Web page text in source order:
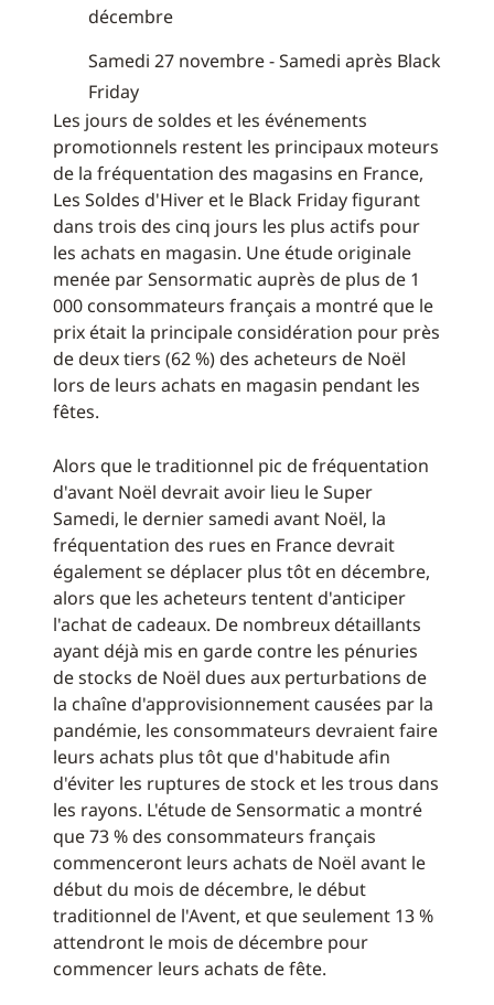
décembre
Samedi 27 novembre - Samedi après Black
Friday
Les jours de soldes et les événements
promotionnels restent les principaux moteurs
de la fréquentation des magasins en France,
Les Soldes d'Hiver et le Black Friday figurant
dans trois des cinq jours les plus actifs pour
les achats en magasin. Une étude originale
menée par Sensormatic auprès de plus de 1
000 consommateurs français a montré que le
prix était la principale considération pour près
de deux tiers (62 %) des acheteurs de Noël
lors de leurs achats en magasin pendant les
fêtes.
Alors que le traditionnel pic de fréquentation
d'avant Noël devrait avoir lieu le Super
Samedi, le dernier samedi avant Noël, la
fréquentation des rues en France devrait
également se déplacer plus tôt en décembre,
alors que les acheteurs tentent d'anticiper
l'achat de cadeaux. De nombreux détaillants
ayant déjà mis en garde contre les pénuries
de stocks de Noël dues aux perturbations de
la chaîne d'approvisionnement causées par la
pandémie, les consommateurs devraient faire
leurs achats plus tôt que d'habitude afin
d'éviter les ruptures de stock et les trous dans
les rayons. L'étude de Sensormatic a montré
que 73 % des consommateurs français
commenceront leurs achats de Noël avant le
début du mois de décembre, le début
traditionnel de l'Avent, et que seulement 13 %
attendront le mois de décembre pour
commencer leurs achats de fête.